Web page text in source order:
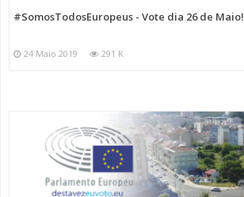
#SomosTodosEuropeus - Vote dia 26 de Maio!
24 Maio 2019 291 K